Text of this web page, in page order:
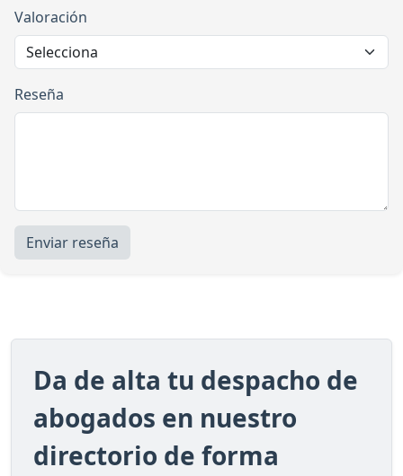
Valoración
Reseña
Enviar reseña
Da de alta tu despacho de
abogados en nuestro
directorio de forma